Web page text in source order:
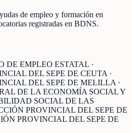
de empleo y formación en
registradas en BDNS.
DE EMPLEO ESTATAL ·
DEL SEPE DE CEUTA ·
DEL SEPE DE MELILLA ·
DE LA ECONOMÍA SOCIAL Y
SOCIAL DE LAS
PROVINCIAL DEL SEPE DE
PROVINCIAL DEL SEPE DE